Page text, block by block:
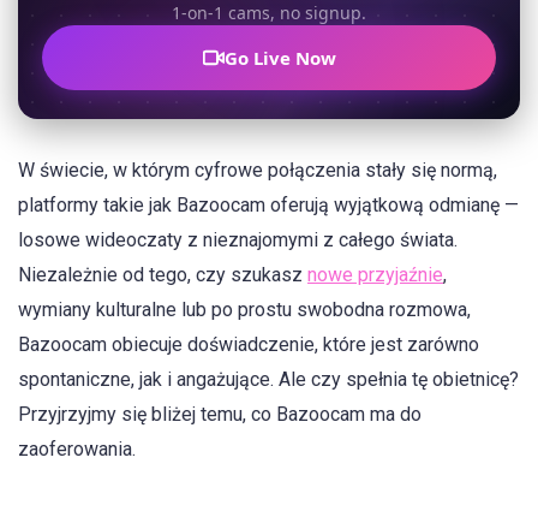
1-on-1 cams, no signup.
Go Live Now
W świecie, w którym cyfrowe połączenia stały się normą,
platformy takie jak Bazoocam oferują wyjątkową odmianę —
losowe wideoczaty z nieznajomymi z całego świata.
Niezależnie od tego, czy szukasz nowe przyjaźnie,
wymiany kulturalne lub po prostu swobodna rozmowa,
Bazoocam obiecuje doświadczenie, które jest zarówno
spontaniczne, jak i angażujące. Ale czy spełnia tę obietnicę?
Przyjrzyjmy się bliżej temu, co Bazoocam ma do
zaoferowania.